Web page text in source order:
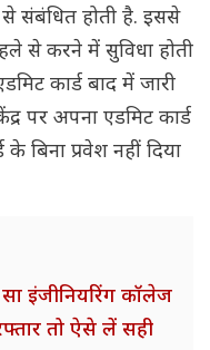
संबंधित होती है. इससे
से करने में सुविधा होती
कार्ड बाद में जारी
पर अपना एडमिट कार्ड
बिना प्रवेश नहीं दिया
इंजीनियरिंग कॉलेज
तो ऐसे लें सही